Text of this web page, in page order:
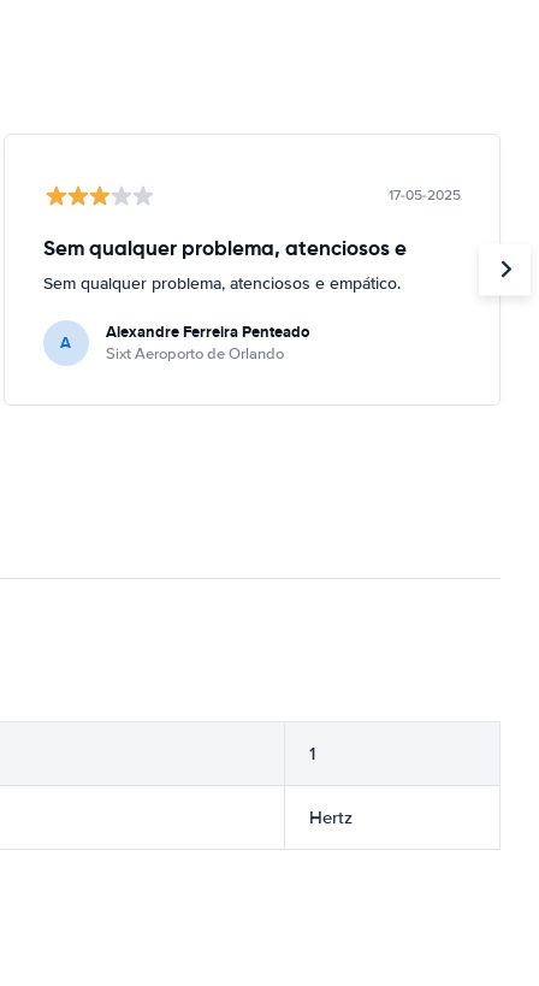
17-05-2025
Sem qualquer problema, atenciosos e
Sem qualquer problema, atenciosos e empático.
A Alexandre Ferreira Penteado
Sixt Aeroporto de Orlando
1
Hertz